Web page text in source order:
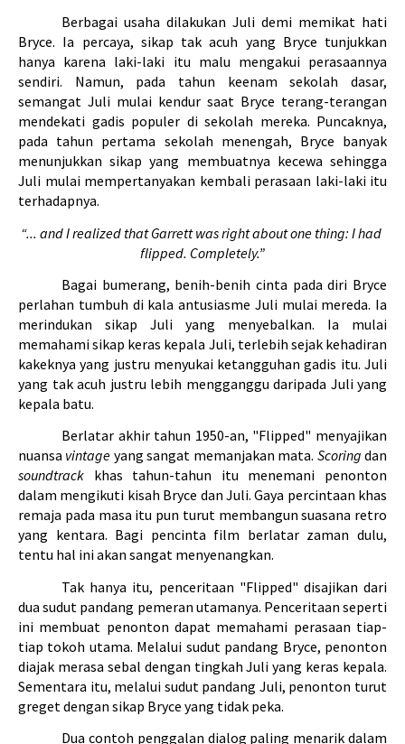
Berbagai usaha dilakukan Juli demi memikat hati
Bryce. Ia percaya, sikap tak acuh yang Bryce tunjukkan
hanya karena laki-laki itu malu mengakui perasaannya
sendiri. Namun, pada tahun keenam sekolah dasar,
semangat Juli mulai kendur saat Bryce terang-terangan
mendekati gadis populer di sekolah mereka. Puncaknya,
pada tahun pertama sekolah menengah, Bryce banyak
menunjukkan sikap yang membuatnya kecewa sehingga
Juli mulai mempertanyakan kembali perasaan laki-laki itu
terhadapnya.
“... and I realized that Garrett was right about one thing: I had
flipped. Completely.”
Bagai bumerang, benih-benih cinta pada diri Bryce
perlahan tumbuh di kala antusiasme Juli mulai mereda. Ia
merindukan sikap Juli yang menyebalkan. Ia mulai
memahami sikap keras kepala Juli, terlebih sejak kehadiran
kakeknya yang justru menyukai ketangguhan gadis itu. Juli
yang tak acuh justru lebih mengganggu daripada Juli yang
kepala batu.
Berlatar akhir tahun 1950-an, "Flipped" menyajikan
nuansa vintage yang sangat memanjakan mata. Scoring
soundtrack khas tahun-tahun itu menemani penonton
dalam mengikuti kisah Bryce dan Juli. Gaya percintaan khas
remaja pada masa itu pun turut membangun suasana retro
yang kentara. Bagi pencinta film berlatar zaman dulu,
tentu hal ini akan sangat menyenangkan.
Tak hanya itu, penceritaan "Flipped" disajikan dari
dua sudut pandang pemeran utamanya. Penceritaan seperti
ini membuat penonton dapat memahami perasaan tiap-
tiap tokoh utama. Melalui sudut pandang Bryce, penonton
diajak merasa sebal dengan tingkah Juli yang keras kepala.
Sementara itu, melalui sudut pandang Juli, penonton turut
greget dengan sikap Bryce yang tidak peka.
Dua contoh penggalan dialog paling menarik dalam